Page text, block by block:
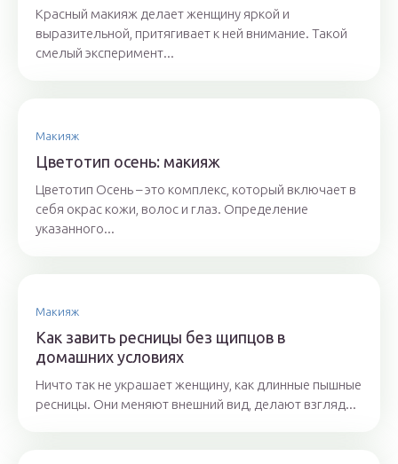
Красный макияж делает женщину яркой и
выразительной, притягивает к ней внимание. Такой
смелый эксперимент...
Макияж
Цветотип осень: макияж
Цветотип Осень – это комплекс, который включает в
себя окрас кожи, волос и глаз. Определение
указанного...
Макияж
Как завить ресницы без щипцов в
домашних условиях
Ничто так не украшает женщину, как длинные пышные
ресницы. Они меняют внешний вид, делают взгляд...